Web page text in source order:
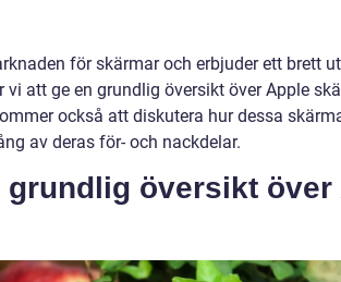
för skärmar och erbjuder ett brett
vi att ge en grundlig översikt över Apple
också att diskutera hur dessa
av deras för- och nackdelar.
grundlig översikt över